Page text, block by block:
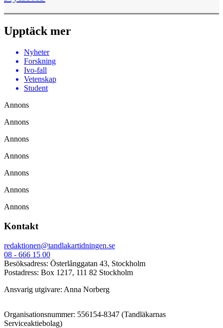
Upptäck mer
Nyheter
Forskning
Ivo-fall
Vetenskap
Student
Annons
Annons
Annons
Annons
Annons
Annons
Annons
Kontakt
redaktionen@tandlakartidningen.se
08 - 666 15 00
Besöksadress: Österlånggatan 43, Stockholm
Postadress: Box 1217, 111 82 Stockholm
Ansvarig utgivare: Anna Norberg
Organisationsnummer: 556154-8347 (Tandläkarnas
Serviceaktiebolag)